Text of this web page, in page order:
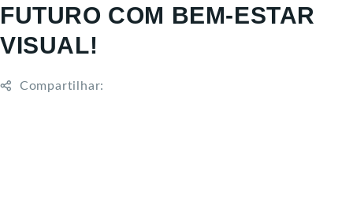
FUTURO COM BEM-ESTAR
VISUAL!
Compartilhar: